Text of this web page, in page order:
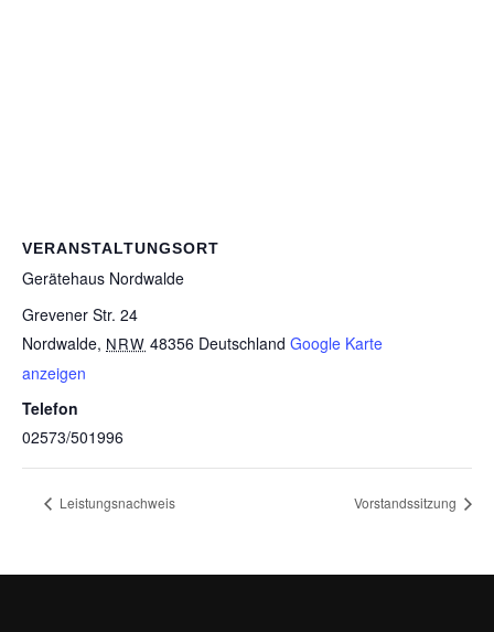
VERANSTALTUNGSORT
Gerätehaus Nordwalde
Grevener Str. 24
Nordwalde, NRW 48356 Deutschland Google Karte
anzeigen
Telefon
02573/501996
Leistungsnachweis Vorstandssitzung